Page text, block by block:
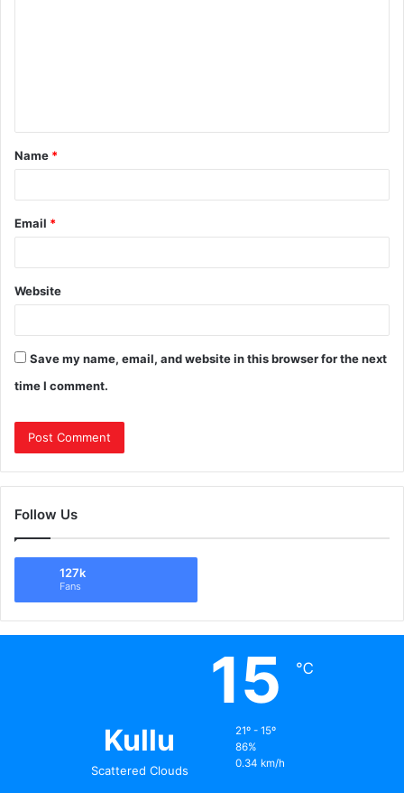
Name *
Email *
Website
Save my name, email, and website in this browser for the next
time I comment.
Follow Us
127k
Fans
Kullu
Scattered Clouds
15 ℃
21º - 15º
86%
0.34 km/h